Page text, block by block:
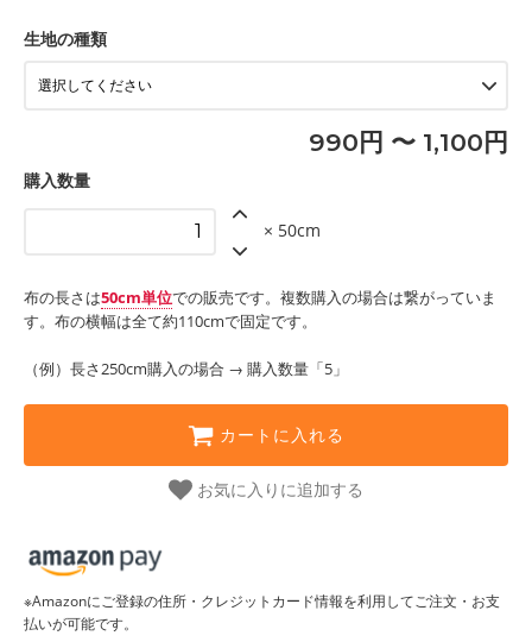
もっと詳しく見る
・工作用エプロン
もっと詳しく見る
生地の種類
990円 〜 1,100円
購入数量
× 50cm
布の長さは50cm単位での販売です。複数購入の場合は繋がっていま
す。布の横幅は全て約110cmで固定です。
（例）長さ250cm購入の場合 → 購入数量「5」
カートに入れる
お気に入りに追加する
※Amazonにご登録の住所・クレジットカード情報を利用してご注文・お支
払いが可能です。